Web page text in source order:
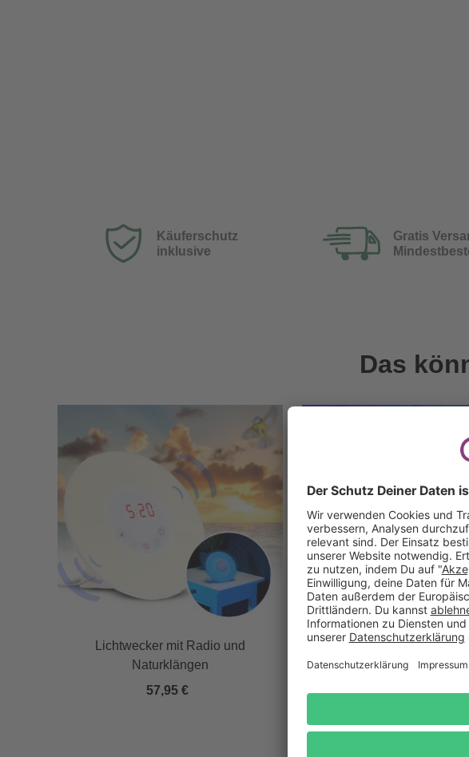
Käuferschutz
inklusive
Gratis
Das
Lichtwecker mit Radio und
Naturklängen
57,95 €
Ozean Projektor mit
42,95 €